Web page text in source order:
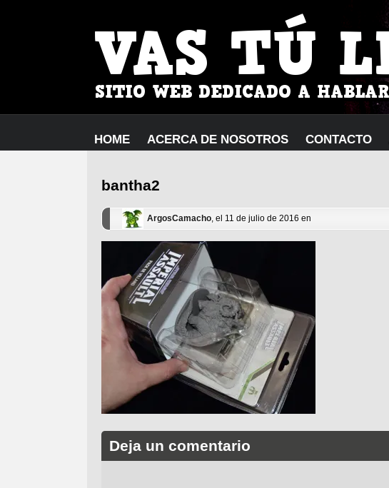
HOME ACERCA DE NOSOTROS CONTACTO
bantha2
ArgosCamacho, el 11 de julio de 2016 en
Deja un comentario